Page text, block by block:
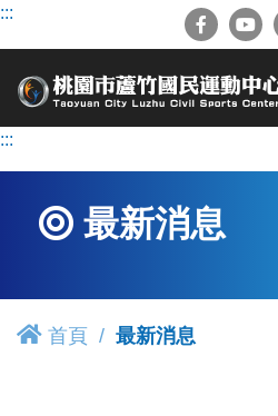
跳
容
:::
:::
最新消息
首頁 最新消息